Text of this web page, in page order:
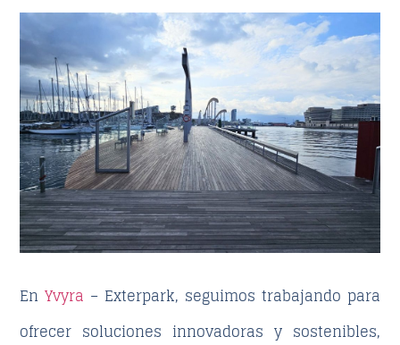
EnYvyra – Exterpark, seguimos trabajando para
ofrecer soluciones innovadoras y sostenibles,